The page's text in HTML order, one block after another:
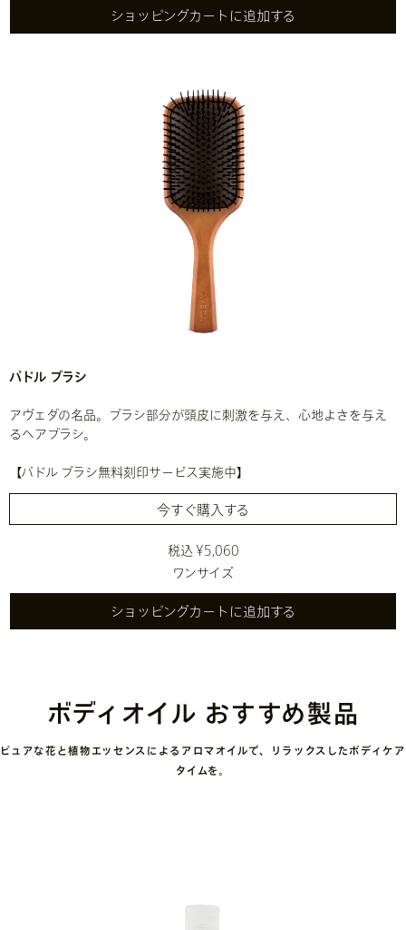
ショッピングカートに追加する
パドル ブラシ
アヴェダの名品。ブラシ部分が頭皮に刺激を与え、心地よさを与え
るヘアブラシ。
【パドル ブラシ無料刻印サービス実施中】
今すぐ購入する
税込 ¥5,060
ワンサイズ
ショッピングカートに追加する
ボディオイル おすすめ製品
ピュアな花と植物エッセンスによるアロマオイルで、リラックスしたボディケア
タイムを。